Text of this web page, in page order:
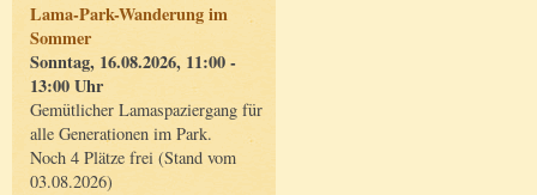
Lama-Park-Wanderung im
Sommer
Sonntag, 16.08.2026, 11:00 -
13:00 Uhr
Gemütlicher Lamaspaziergang für
alle Generationen im Park.
Noch 4 Plätze frei (Stand vom
03.08.2026)